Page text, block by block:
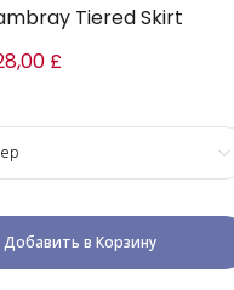
Tiered Skirt
£
Добавить в Корзину